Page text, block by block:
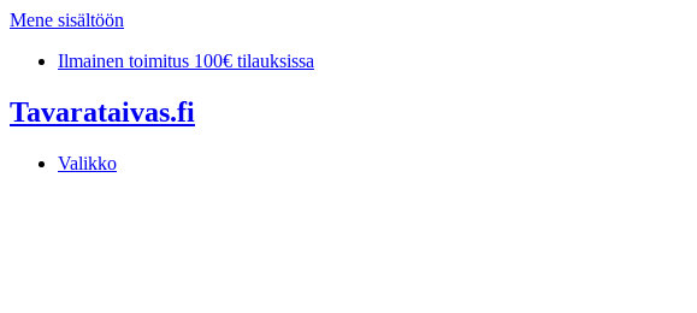
Mene sisältöön
Ilmainen toimitus 100€ tilauksissa
Tavarataivas.fi
Valikko